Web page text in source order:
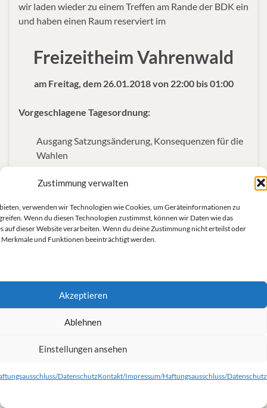
Zustimmung verwalten
verwenden wir Technologien wie Cookies, um Geräteinformationen zu
Wenn du diesen Technologien zustimmst, können wir Daten wie das
auf dieser Website verarbeiten. Wenn du deine Zustimmung nicht erteilst oder
und Funktionen beeinträchtigt werden.
Akzeptieren
Ablehnen
Einstellungen ansehen
DatenschutzKontakt/Impressum/Haftungsausschluss/Datenschutz
wir laden wieder zu einem Treffen am Rande der BDK ein
und haben einen Raum reserviert im
Freizeitheim Vahrenwald
am Freitag, dem 26.01.2018 von 22:00 bis 01:00
Vorgeschlagene Tagesordnung:
Ausgang Satzungsänderung, Konsequenzen für die
Wahlen
Wahlen BuVo, Parteirat, mögliche Unterstützung
von Kandidat*innen
Weiterlesen
Änderung: Treffen am
Berlin